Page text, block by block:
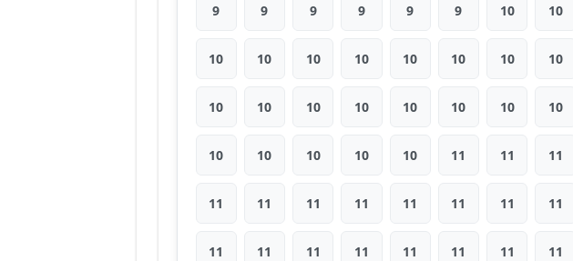
9 9 9 9 9 9 10 10
10 10 10 10 10 10 10 10
10 10 10 10 10 10 10 10
10 10 10 10 10 11 11 11
11 11 11 11 11 11 11 11
11 11 11 11 11 11 11 11